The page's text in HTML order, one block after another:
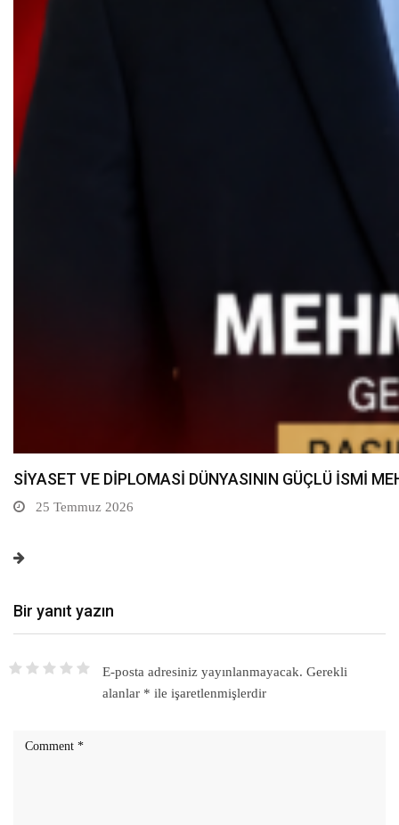
MİLLİ DİRİLİŞ PARTİSİ GENEL MERKEZ PARTİ
20 Temmuz 2026
Bir yanıt yazın
E-posta adresiniz yayınlanmayacak. Gerekli
alanlar * ile işaretlenmişlerdir